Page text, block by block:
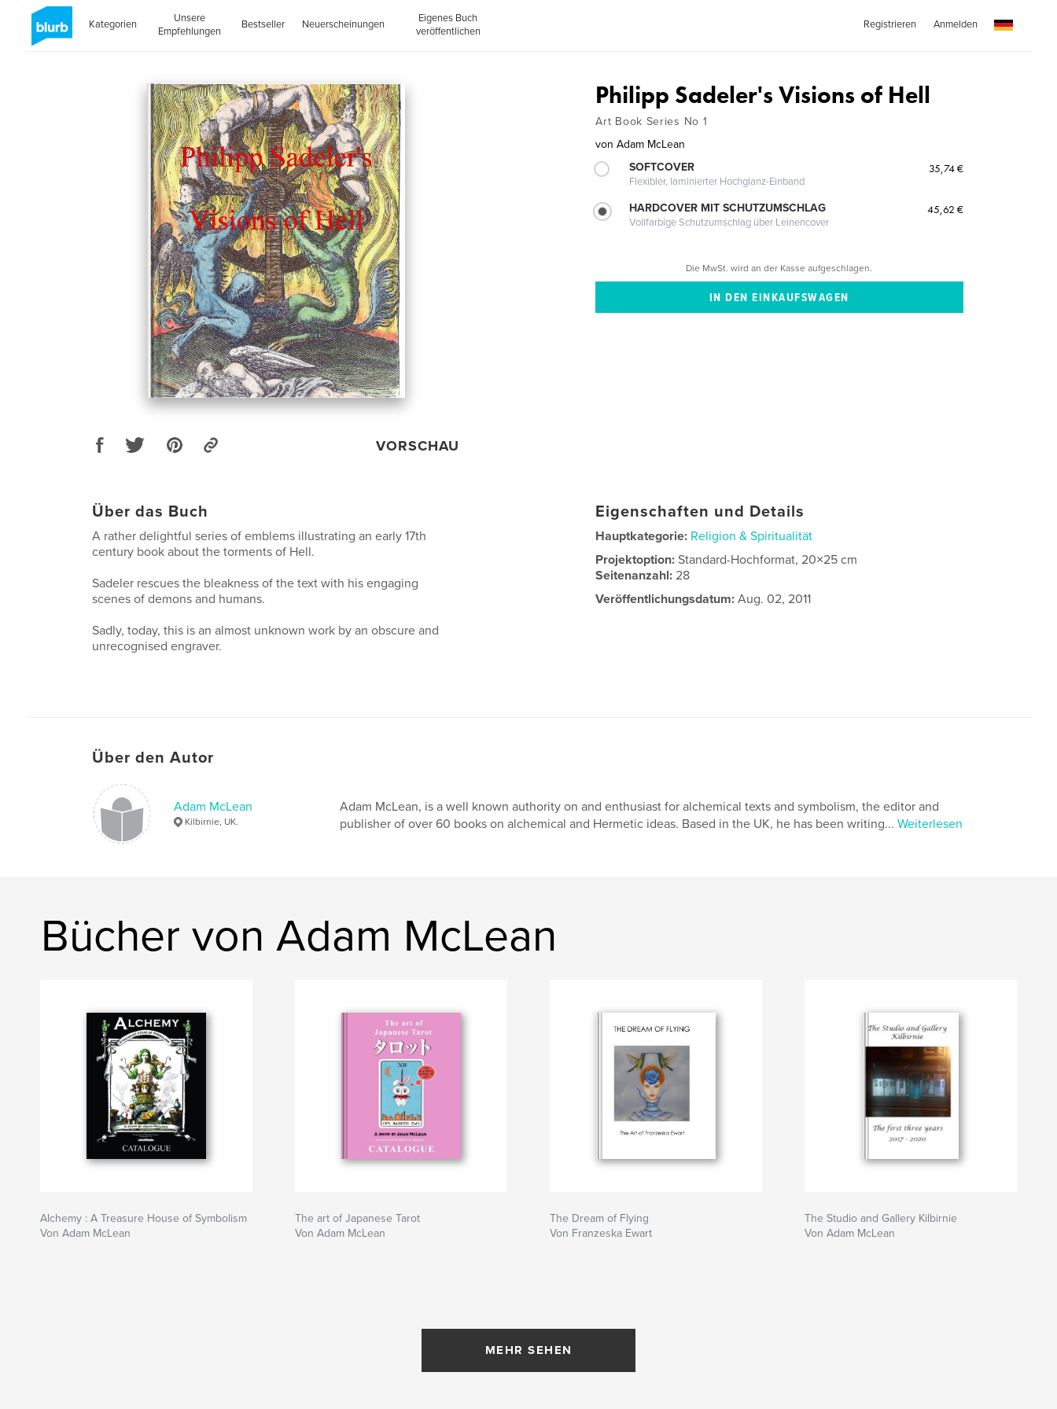
Kategorien
Unsere
Empfehlungen
Bestseller Neuerscheinungen
Eigenes Buch
veröffentlichen
Registrieren Anmelden
VORSCHAU
Philipp Sadeler's Visions of Hell
Art Book Series No 1
von Adam McLean
SOFTCOVER
Flexibler, laminierter Hochglanz-Einband
35,74 €
HARDCOVER MIT SCHUTZUMSCHLAG
Vollfarbige Schutzumschlag über Leinencover
45,62 €
Die MwSt. wird an der Kasse aufgeschlagen.
Über das Buch
A rather delightful series of emblems illustrating an early 17th
century book about the torments of Hell.
Sadeler rescues the bleakness of the text with his engaging
scenes of demons and humans.
Sadly, today, this is an almost unknown work by an obscure and
unrecognised engraver.
Eigenschaften und Details
Hauptkategorie: Religion & Spiritualität
Projektoption:Standard-Hochformat, 20×25 cm
Seitenanzahl:28
Veröffentlichungsdatum: Aug. 02, 2011
Über den Autor
Adam McLean
Kilbirnie, UK.
Adam McLean, is a well known authority on and enthusiast for alchemical texts and symbolism, the editor and
publisher of over 60 books on alchemical and Hermetic ideas. Based in the UK, he has been writing... Weiterlesen
Bücher von Adam McLean
Alchemy : A Treasure House of Symbolism
Von Adam McLean
The art of Japanese Tarot
Von Adam McLean
The Dream of Flying
Von Franzeska Ewart
The Studio and Gallery Kilbirnie
Von Adam McLean
MEHR SEHEN